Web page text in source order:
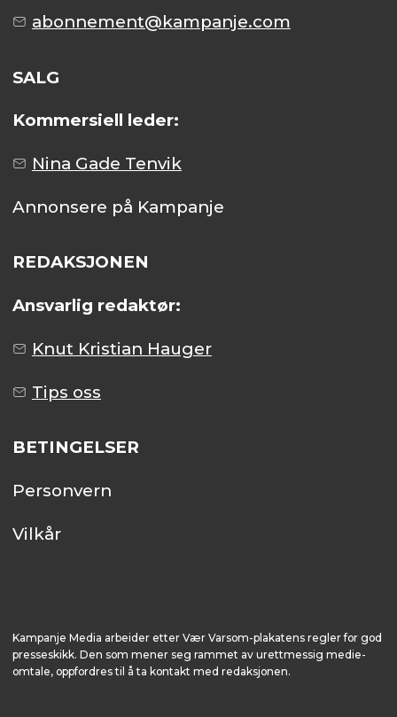
abonnement@kampanje.com
SALG
Kommersiell leder:
Nina Gade Tenvik
Annonsere på Kampanje
REDAKSJONEN
Ansvarlig redaktør:
Knut Kristian Hauger
Tips oss
BETINGELSER
Personvern
Vilkår
Kampanje Media arbeider etter Vær Varsom-plakatens regler for god
presseskikk. Den som mener seg rammet av urettmessig medie­
omtale, oppfordres til å ta kontakt med redaksjonen.